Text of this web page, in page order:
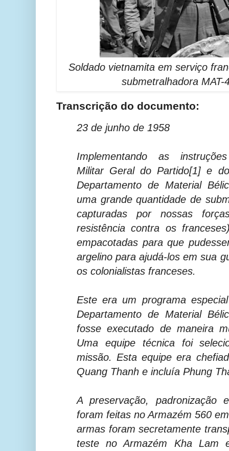
Soldado vietnamita em serviço
submetralhadora MAT-
Transcrição do documento:
23 de junho de 1958
Implementando as
Militar Geraldo Partido[1] e
Departamento de Material
uma grande quantidade de
capturadas por nossas
resistência contra os
empacotadas para que
argelino para ajudá-los em sua
os colonialistas franceses.
Este era um programa
Departamento de Material
fosse executado de maneira
Uma equipe técnica foi
missão. Esta equipe era
Quang Thanh e incluía Phung
A preservação, padronização
foram feitas no Armazém 560
armas foram secretamente
teste no Armazém Kha Lam